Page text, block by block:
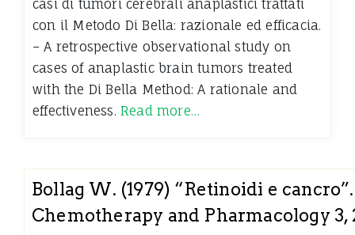
casi di tumori cerebrali anaplastici trattati
con il Metodo Di Bella: razionale ed efficacia.
– A retrospective observational study on
cases of anaplastic brain tumors treated
with the Di Bella Method: A rationale and
effectiveness. Read more…
Bollag W. (1979) “Retinoidi e
Chemotherapy and Pharmacology 3,